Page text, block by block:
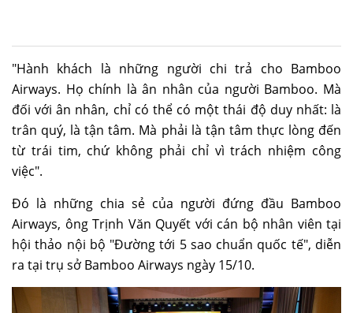
"Hành khách là những người chi trả cho Bamboo
Airways. Họ chính là ân nhân của người Bamboo. Mà
đối với ân nhân, chỉ có thể có một thái độ duy nhất: là
trân quý, là tận tâm. Mà phải là tận tâm thực lòng đến
từ trái tim, chứ không phải chỉ vì trách nhiệm công
việc".
Đó là những chia sẻ của người đứng đầu Bamboo
Airways, ông Trịnh Văn Quyết với cán bộ nhân viên tại
hội thảo nội bộ "Đường tới 5 sao chuẩn quốc tế", diễn
ra tại trụ sở Bamboo Airways ngày 15/10.